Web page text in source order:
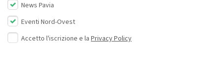
News Pavia
Eventi Nord-Ovest
Accetto l'iscrizione e la Privacy Policy